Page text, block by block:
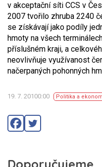
v akceptační síti CCS v
2007 tvořilo zhruba 2240
se získávají jako podíly
hmoty na všech
příslušném kraji, a
neovlivňuje využívanost
načerpaných pohonných
19. 7. 20100:00 Politika a